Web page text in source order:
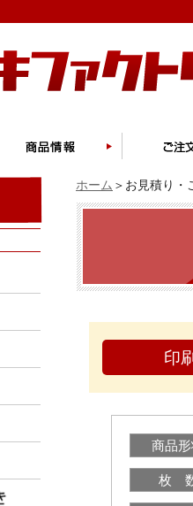
ホーム ＞お見積り・
印
商品
枚